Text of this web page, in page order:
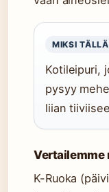
MIKSI
Kotileipuri,
pysyy
liian
Vertailemme
K-Ruoka